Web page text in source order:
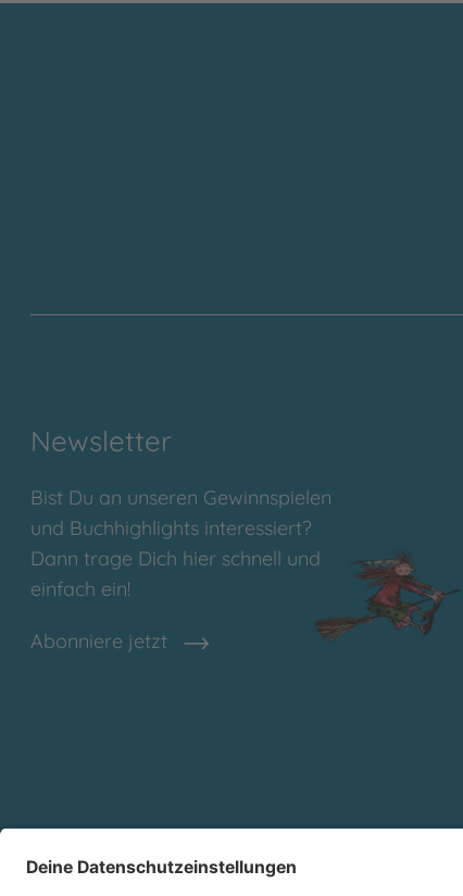
Newsletter
Bist Du an unseren Gewinnspielen
und Buchhighlights interessiert?
Dann trage Dich hier schnell und
einfach ein!
Abonniere jetzt